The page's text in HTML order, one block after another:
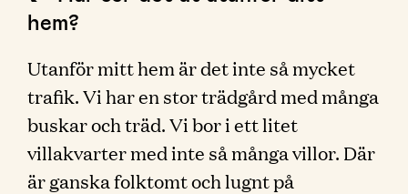
hem?
Utanför mitt hem är det inte så mycket
trafik. Vi har en stor trädgård med många
buskar och träd. Vi bor i ett litet
villakvarter med inte så många villor. Där
är ganska folktomt och lugnt på